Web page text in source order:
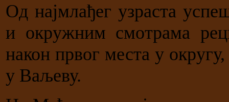
Од најмлађег узраста
и окружним смотрама
након првог места у
у Ваљеву.